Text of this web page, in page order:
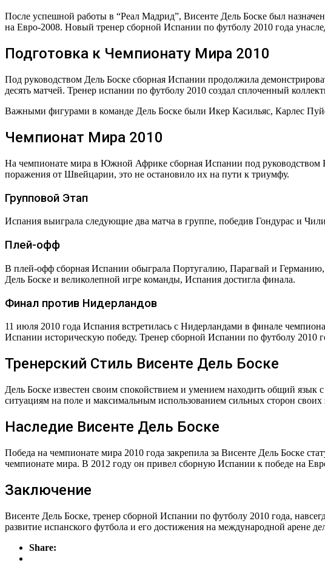
После успешной работы в “Реал Мадрид”, Висенте Дель Боске был
на Евро-2008. Новый тренер сборной Испании по футболу 2010 года
Подготовка к Чемпионату Мира 2010
Под руководством Дель Боске сборная Испании продолжила
десять матчей. Тренер испании по футболу 2010 создал сплоченный
Важными фигурами в команде Дель Боске были Икер Касильяс, Карлес
Чемпионат Мира 2010
На чемпионате мира в Южной Африке сборная Испании под руководством
поражения от Швейцарии, это не остановило их на пути к триумфу.
Групповой Этап
Испания выиграла следующие два матча в группе, победив Гондурас и
Плей-офф
В плей-офф сборная Испании обыграла Португалию, Парагвай и
Дель Боске и великолепной игре команды, Испания достигла финала.
Финал против Нидерландов
11 июля 2010 года Испания встретилась с Нидерландами в финале
Испании историческую победу. Тренер сборной Испании по футболу 2010
Тренерский Стиль Висенте Дель Боске
Дель Боске известен своим спокойствием и умением находить общий язык
ситуациям на поле и максимальным использованием сильных сторон
Наследие Висенте Дель Боске
Победа на чемпионате мира 2010 года закрепила за Висенте Дель Боске
чемпионате мира. В 2012 году он привел сборную Испании к победе на
Заключение
Висенте Дель Боске, тренер сборной Испании по футболу 2010 года,
развитие испанского футбола и его достижения на международной арене
Share: